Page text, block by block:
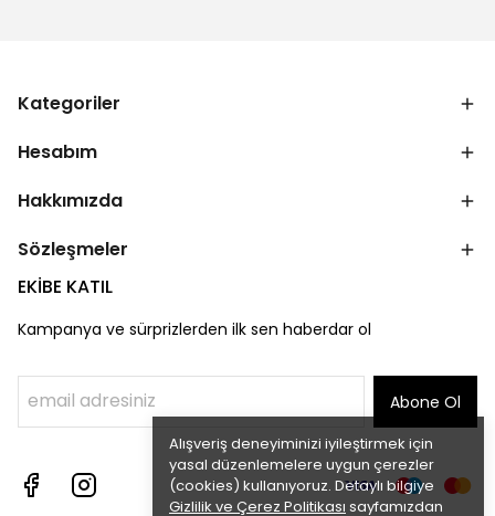
Alışveriş deneyiminizi iyileştirmek için
yasal düzenlemelere uygun çerezler
(cookies) kullanıyoruz. Detaylı bilgiye
Gizlilik ve Çerez Politikası sayfamızdan
Kategoriler
Hesabım
Hakkımızda
Sözleşmeler
EKİBE KATIL
Kampanya ve sürprizlerden ilk sen haberdar ol
Abone Ol